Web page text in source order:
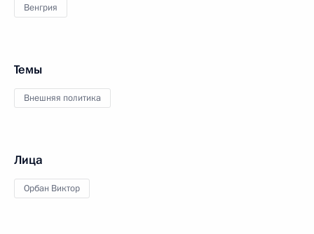
Венгрия
Темы
Внешняя политика
Лица
Орбан Виктор